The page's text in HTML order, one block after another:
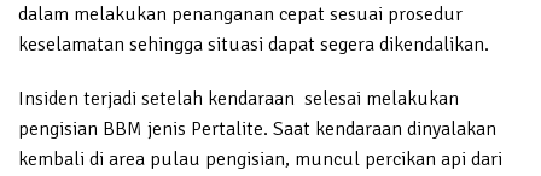
dalam melakukan penanganan cepat sesuai prosedur
keselamatan sehingga situasi dapat segera dikendalikan.
Insiden terjadi setelah kendaraan selesai melakukan
pengisian BBM jenis Pertalite. Saat kendaraan dinyalakan
kembali di area pulau pengisian, muncul percikan api dari